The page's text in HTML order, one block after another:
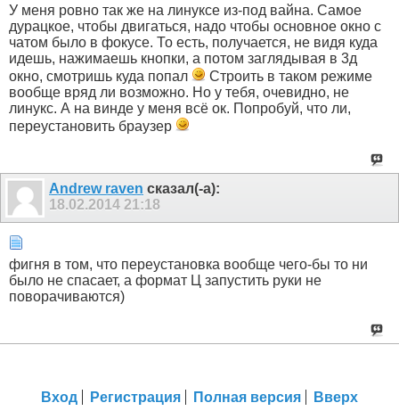
У меня ровно так же на линуксе из-под вайна. Самое
дурацкое, чтобы двигаться, надо чтобы основное окно с
чатом было в фокусе. То есть, получается, не видя куда
идешь, нажимаешь кнопки, а потом заглядывая в 3д
окно, смотришь куда попал
Строить в таком режиме
вообще вряд ли возможно. Но у тебя, очевидно, не
линукс. А на винде у меня всё ок. Попробуй, что ли,
переустановить браузер
Andrew raven сказал(-а):
18.02.2014 21:18
фигня в том, что переустановка вообще чего-бы то ни
было не спасает, а формат Ц запустить руки не
поворачиваются)
Вход Регистрация Полная версия Вверх